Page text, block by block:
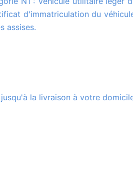
d'immatriculation du
assises.
la livraison à votre